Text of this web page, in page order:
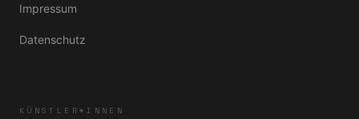
Impressum
Datenschutz
KÜNSTLER*INNEN